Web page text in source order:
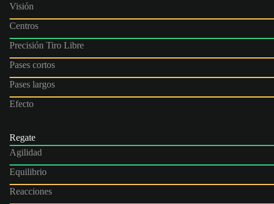
Visión
Centros
Precisión Tiro Libre
Pases cortos
Pases largos
Efecto
Regate
Agilidad
Equilibrio
Reacciones